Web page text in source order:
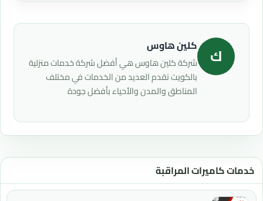
خدمات كاميرات المراقبة
ك كلين هاوس
شركة كلين هاوس هي أفضل شركة خدمات منزلية
بالكويت نقدم العديد من الخدمات في مختلف
المناطق والمدن والأحياء بأفضل جودة